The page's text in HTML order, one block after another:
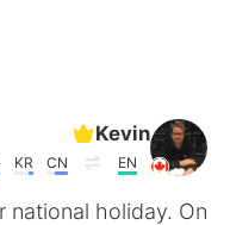
Kevin
EN
CN
KR
national holiday. On